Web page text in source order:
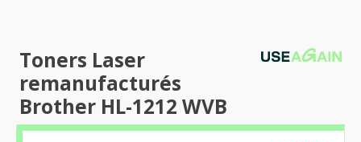
Toners Laser
remanufacturés
Brother HL-1212 WVB